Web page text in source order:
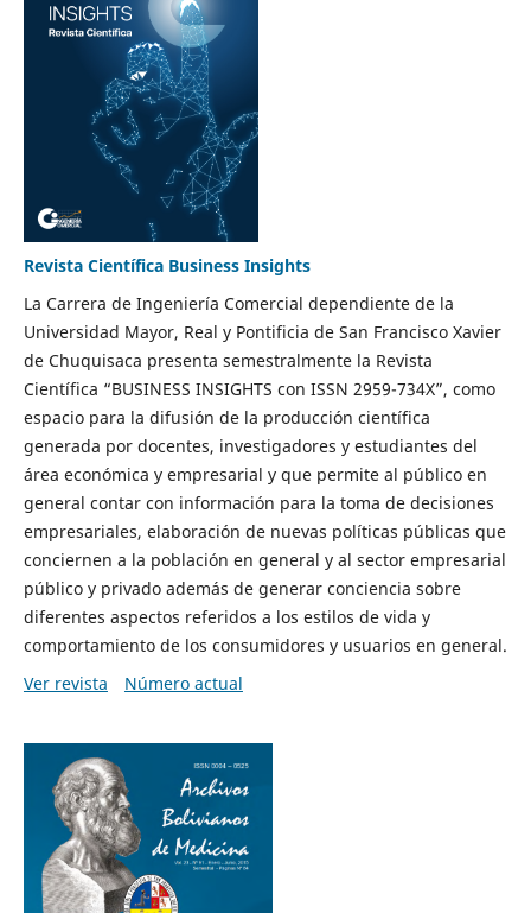
Revista Científica Business Insights
La Carrera de Ingeniería Comercial dependiente de la
Universidad Mayor, Real y Pontificia de San Francisco Xavier
de Chuquisaca presenta semestralmente la Revista
Científica “BUSINESS INSIGHTS con ISSN 2959-734X”, como
espacio para la difusión de la producción científica
generada por docentes, investigadores y estudiantes del
área económica y empresarial y que permite al público en
general contar con información para la toma de decisiones
empresariales, elaboración de nuevas políticas públicas que
conciernen a la población en general y al sector empresarial
público y privado además de generar conciencia sobre
diferentes aspectos referidos a los estilos de vida y
comportamiento de los consumidores y usuarios en general.
Ver revista
Número actual